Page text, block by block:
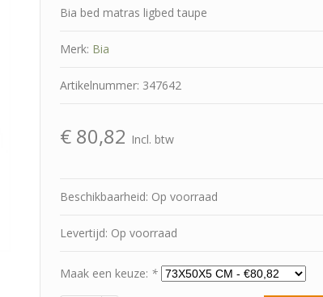
Bia bed matras ligbed taupe
Merk: Bia
Artikelnummer: 347642
€ 80,82 Incl. btw
Beschikbaarheid: Op voorraad
Levertijd: Op voorraad
Maak een keuze: *